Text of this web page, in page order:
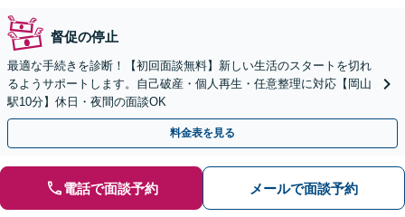
督促の停止
最適な手続きを診断！【初回面談無料】新しい生活のスタートを切れ
るようサポートします。自己破産・個人再生・任意整理に対応【岡山
駅10分】休日・夜間の面談OK
料金表を見る
電話で面談予約 メールで面談予約